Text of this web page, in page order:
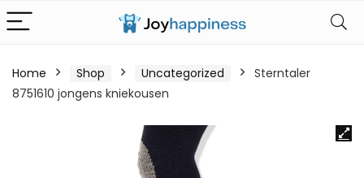
Home Shop Uncategorized
Sterntaler
8751610 jongens kniekousen